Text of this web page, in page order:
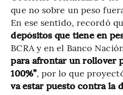
que no sobre un peso
En ese sentido, recordó
depósitos que tiene en
BCRA y en el Banco
para afrontar un rollover
100%”, por lo que
va estar puesto contra la